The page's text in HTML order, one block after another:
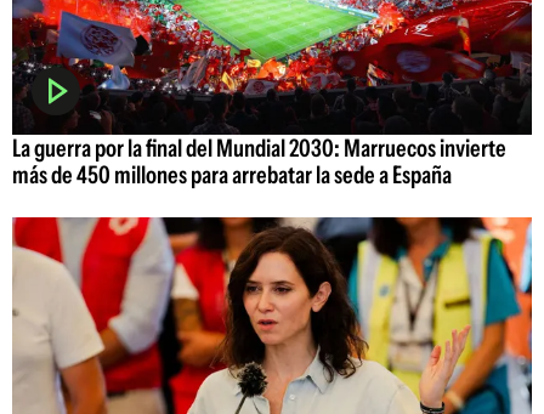
La guerra por la final del Mundial 2030: Marruecos invierte
más de 450 millones para arrebatar la sede a España